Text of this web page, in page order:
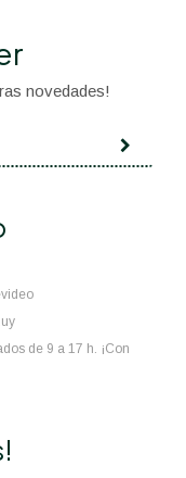
de 9 a 17 h. ¡Con
novedades!